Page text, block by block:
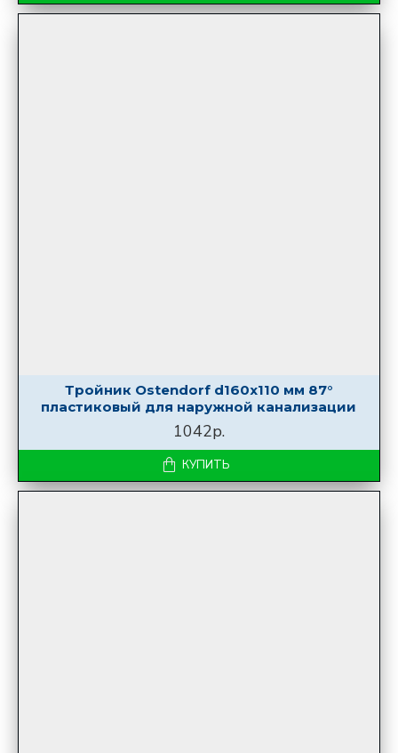
Тройник Ostendorf d160х110 мм 87°
пластиковый для наружной канализации
1042р.
КУПИТЬ